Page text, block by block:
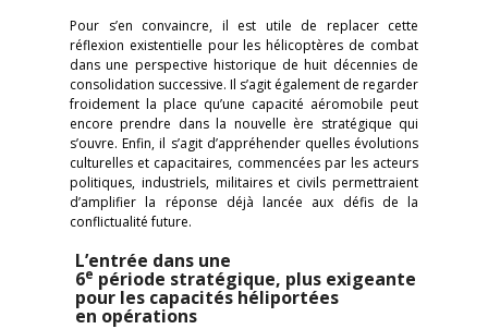
Pour s’en convaincre, il est utile de replacer cette
réflexion existentielle pour les hélicoptères de combat
dans une perspective historique de huit décennies de
consolidation successive. Il s’agit également de regarder
froidement la place qu’une capacité aéromobile peut
encore prendre dans la nouvelle ère stratégique qui
s’ouvre. Enfin, il s’agit d’appréhender quelles évolutions
culturelles et capacitaires, commencées par les acteurs
politiques, industriels, militaires et civils permettraient
d’amplifier la réponse déjà lancée aux défis de la
conflictualité future.
L’entrée dans une
6e période stratégique, plus exigeante
pour les capacités héliportées
en opérations